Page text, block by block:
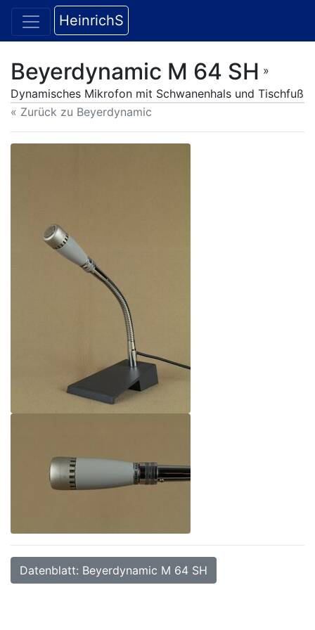
HeinrichS
Beyerdynamic M 64 SH »
Dynamisches Mikrofon mit Schwanenhals und Tischfuß
« Zurück zu Beyerdynamic
Datenblatt: Beyerdynamic M 64 SH